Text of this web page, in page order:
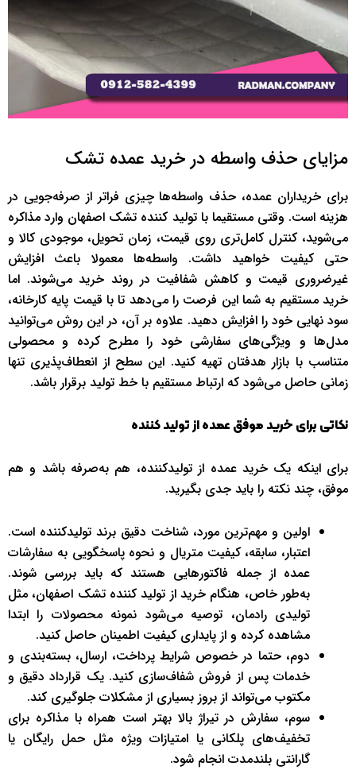
مزایای حذف واسطه در خرید عمده تشک
برای خریداران عمده، حذف واسطه‌ها چیزی فراتر از صرفه‌جویی در
هزینه است. وقتی مستقیما با تولید کننده تشک اصفهان وارد مذاکره
می‌شوید، کنترل کامل‌تری روی قیمت، زمان تحویل، موجودی کالا و
حتی کیفیت خواهید داشت. واسطه‌ها معمولا باعث افزایش
غیرضروری قیمت و کاهش شفافیت در روند خرید می‌شوند. اما
خرید مستقیم به شما این فرصت را می‌دهد تا با قیمت پایه کارخانه،
سود نهایی خود را افزایش دهید. علاوه بر آن، در این روش می‌توانید
مدل‌ها و ویژگی‌های سفارشی خود را مطرح کرده و محصولی
متناسب با بازار هدفتان تهیه کنید. این سطح از انعطاف‌پذیری تنها
زمانی حاصل می‌شود که ارتباط مستقیم با خط تولید برقرار باشد.
نکاتی برای خرید موفق عمده از تولید کننده
برای اینکه یک خرید عمده از تولیدکننده، هم به‌صرفه باشد و هم
موفق، چند نکته را باید جدی بگیرید.
اولین و مهم‌ترین مورد، شناخت دقیق برند تولیدکننده است.
اعتبار، سابقه، کیفیت متریال و نحوه پاسخگویی به سفارشات
عمده از جمله فاکتورهایی هستند که باید بررسی شوند.
به‌طور خاص، هنگام خرید از تولید کننده تشک اصفهان، مثل
تولیدی رادمان، توصیه می‌شود نمونه محصولات را ابتدا
مشاهده کرده و از پایداری کیفیت اطمینان حاصل کنید.
دوم، حتما در خصوص شرایط پرداخت، ارسال، بسته‌بندی و
خدمات پس از فروش شفاف‌سازی کنید. یک قرارداد دقیق و
مکتوب می‌تواند از بروز بسیاری از مشکلات جلوگیری کند.
سوم، سفارش در تیراژ بالا بهتر است همراه با مذاکره برای
تخفیف‌های پلکانی یا امتیازات ویژه مثل حمل رایگان یا
گارانتی بلندمدت انجام شود.